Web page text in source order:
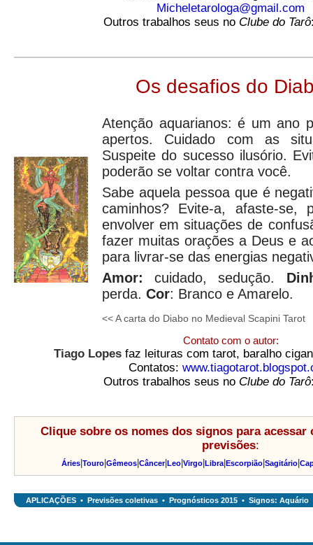
Micheletarologa@gmail.com
Outros trabalhos seus no Clube do Tarô
Os desafios do
Atenção aquarianos: é um ano
apertos. Cuidado com as
Suspeite do sucesso ilusório.
poderão se voltar contra você.
Sabe aquela pessoa que é
caminhos? Evite-a, afaste-se,
envolver em situações de
fazer muitas orações a Deus e
para livrar-se das energias
Amor: cuidado, sedução.
perda. Cor: Branco e Amarelo.
<< A carta do Diabo no Medieval Scapini Tarot
Contato com o autor:
Tiago Lopes faz leituras com tarot, baralho
Contatos:
Outros trabalhos seus no Clube do Tarô
Clique sobre os nomes dos signos para acessar
previsões:
Áries| Touro| Gêmeos| Câncer|Leo| Virgo| Libra|Escorpião| Sagitário|
APLICAÇÕES • Previsões coletivas • Prognósticos 2015 • Signos: Aquário